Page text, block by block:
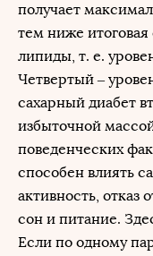
получает
тем ниже
липиды, т. е.
Четвертый –
сахарный диабет
избыточной
поведенческих
способен влиять
активность, отказ
сон и питание.
Если по одному